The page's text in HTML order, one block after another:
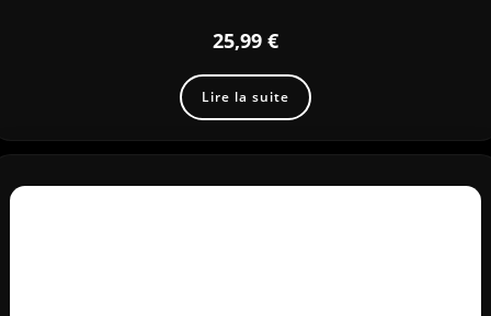
25,99 €
Lire la suite